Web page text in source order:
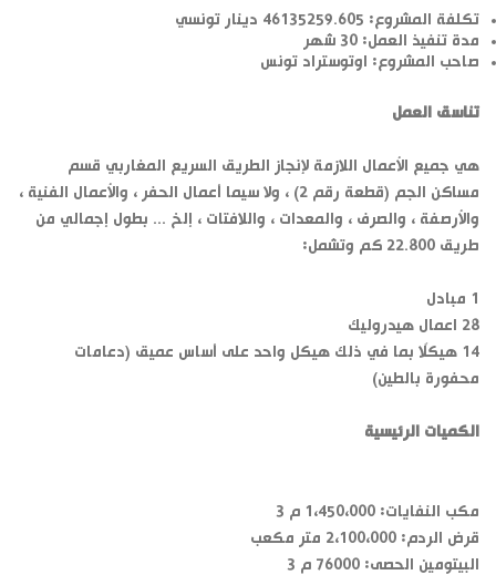
تكلفة المشروع: 46135259.605 دينار تونسي
مدة تنفيذ العمل: 30 شهر
صاحب المشروع: اوتوستراد تونس
تناسق العمل
هي جميع الأعمال اللازمة لإنجاز الطريق السريع المغاربي قسم
مساكن الجم (قطعة رقم 2) ، ولا سيما أعمال الحفر ، والأعمال الفنية ،
والأرصفة ، والصرف ، والمعدات ، واللافتات ، إلخ ... بطول إجمالي من
طريق 22.800 كم وتشمل:
1 مبادل
28 اعمال هيدروليك
14 هيكلًا بما في ذلك هيكل واحد على أساس عميق (دعامات
محفورة بالطين)
الكميات الرئيسية
مكب النفايات: 1،450،000 م 3
قرض الردم: 2،100،000 متر مكعب
البيتومين الحصى: 76000 م 3